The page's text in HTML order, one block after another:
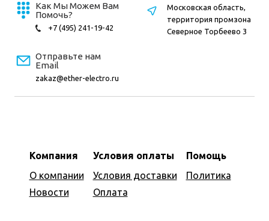
Как Мы Можем Вам
Помочь?
+7 (495) 241-19-42
Отправьте нам
Email
zakaz@ether-electro.ru
Компания
О компании
Новости
Условия оплаты
Условия доставки
Оплата
Помощь
Политика
Московская область,
территория промзона
Северное Торбеево 3